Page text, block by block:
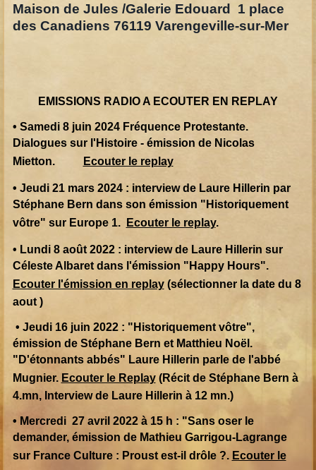
Maison de Jules /Galerie Edouard 1 place
des Canadiens 76119 Varengeville-sur-Mer
EMISSIONS RADIO A ECOUTER EN REPLAY
• Samedi 8 juin 2024 Fréquence Protestante.
Dialogues sur l'Histoire - émission de Nicolas
Mietton.
Ecouter le replay
• Jeudi 21 mars 2024 : interview de Laure Hillerin par
Stéphane Bern dans son émission "Historiquement
vôtre" sur Europe 1.
Ecouter le replay.
• Lundi 8 août 2022 : interview de Laure Hillerin sur
Céleste Albaret dans l'émission "Happy Hours".
Ecouter l'émission en replay(sélectionner la date du 8
aout )
• Jeudi 16 juin 2022 : "Historiquement vôtre",
émission de Stéphane Bern et Matthieu Noël.
"D'étonnants abbés" Laure Hillerin parle de l'abbé
Mugnier. Ecouter le Replay(Récit de Stéphane Bern à
4.mn, Interview de Laure Hillerin à 12 mn.)
• Mercredi 27 avril 2022 à 15 h : "Sans oser le
demander, émission de Mathieu Garrigou-Lagrange
sur France Culture : Proust est-il drôle ?. Ecouter le